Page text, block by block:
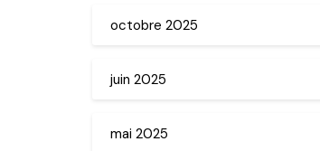
octobre 2025
juin 2025
mai 2025